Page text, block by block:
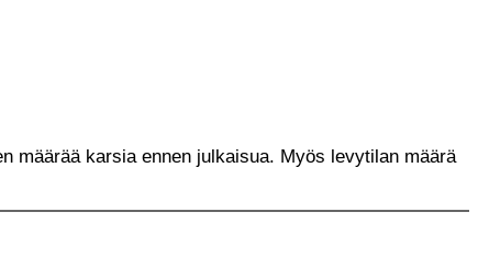
määrää karsia ennen julkaisua. Myös levytilan määrä